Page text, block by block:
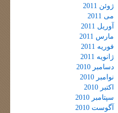
ژوئن 2011
می 2011
آوریل 2011
مارس 2011
فوریه 2011
ژانویه 2011
دسامبر 2010
نوامبر 2010
اکتبر 2010
سپتامبر 2010
آگوست 2010